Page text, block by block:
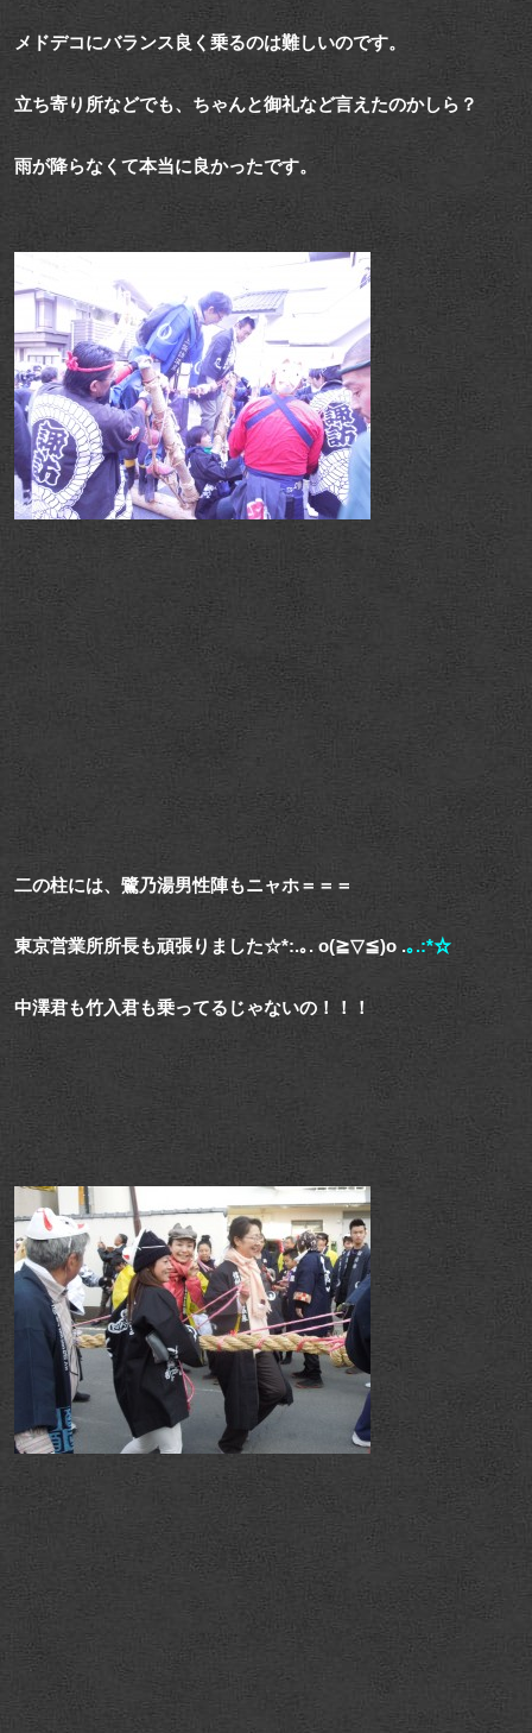
メドデコにバランス良く乗るのは難しいのです。
立ち寄り所などでも、ちゃんと御礼など言えたのかしら？
雨が降らなくて本当に良かったです。
二の柱には、鷺乃湯男性陣もニャホ＝＝＝
東京営業所所長も頑張りました☆*:.｡. o(≧▽≦)o .｡.:*☆
中澤君も竹入君も乗ってるじゃないの！！！